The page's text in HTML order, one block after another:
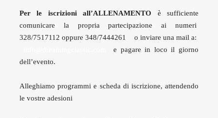
Per le iscrizioni all’ALLENAMENTO è sufficiente
comunicare la propria partecipazione ai numeri
328/7517112 oppure 348/7444261 o inviare una mail a:
e pagare in loco il giorno
dell’evento.
Alleghiamo programmi e scheda di iscrizione, attendendo
le vostre adesioni